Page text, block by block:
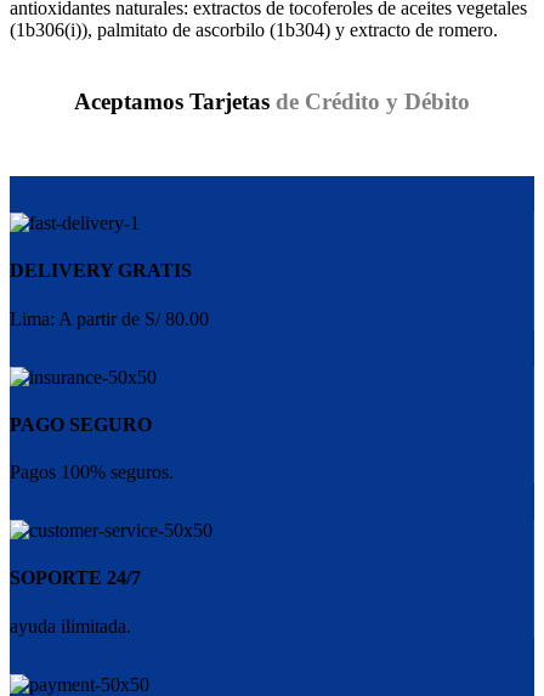
antioxidantes naturales: extractos de tocoferoles de aceites vegetales
(1b306(i)), palmitato de ascorbilo (1b304) y extracto de romero.
Aceptamos Tarjetas de Crédito y Débito
DELIVERY GRATIS
Lima: A partir de S/ 80.00
PAGO SEGURO
Pagos 100% seguros.
SOPORTE 24/7
ayuda ilimitada.